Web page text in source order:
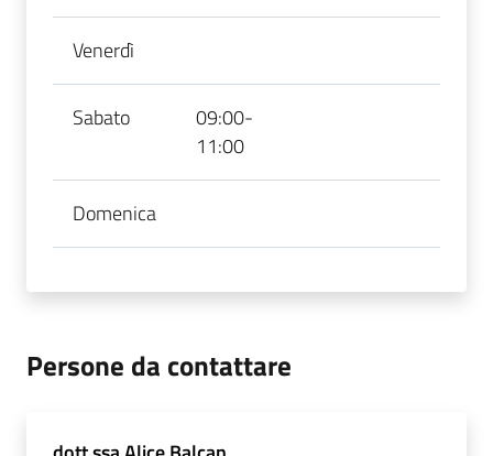
Venerdì
Sabato
09:00-
11:00
Domenica
Persone da contattare